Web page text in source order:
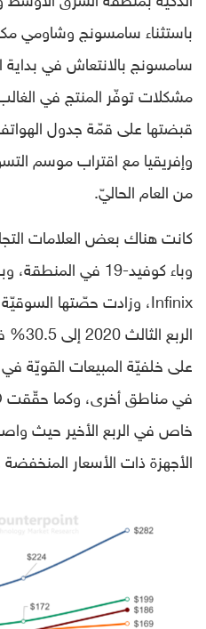
باستثناء سامسونج وشاومي
سامسونج بالانتعاش في بداية
مشكلات توفّر المنتج في
قبضتها على قمّة جدول
وإفريقيا مع اقتراب موسم
من العام الحاليّ.
كانت هناك بعض العلامات
على خلفيّة المبيعات القويّة في
خاص في الربع الأخير حيث
الأجهزة ذات الأسعار